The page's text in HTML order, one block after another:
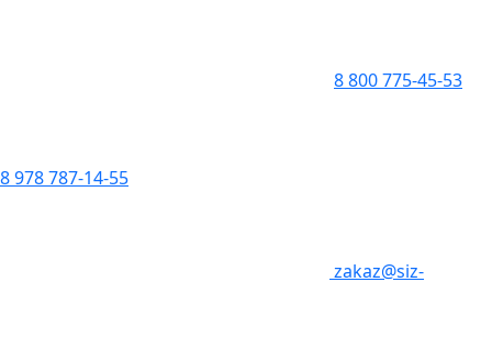
8 800 775-45-53
8 978 787-14-55
zakaz@siz-